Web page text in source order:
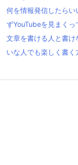
何を情報発信したらい
ずYouTubeを見まくっ
文章を書ける人と書
いな人でも楽しく書